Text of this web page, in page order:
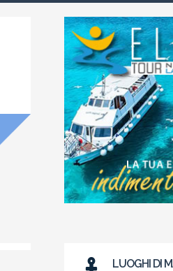
LUOGHI DI